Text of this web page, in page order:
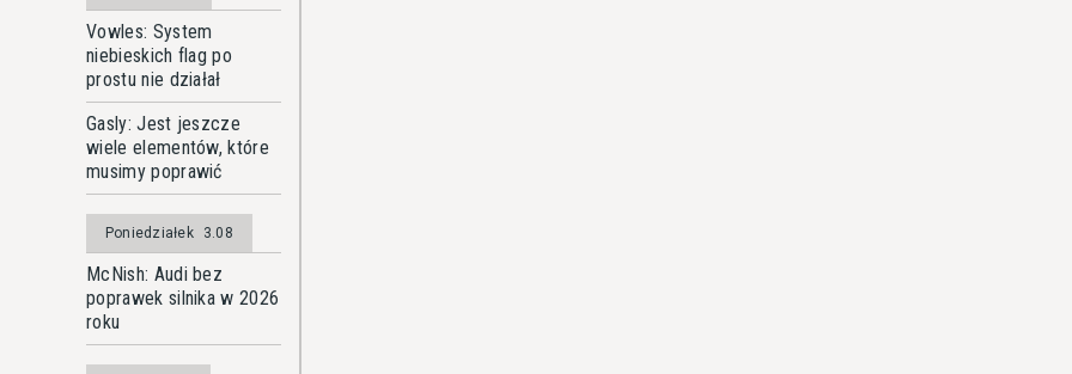
Vowles: System
niebieskich flag po
prostu nie działał
Gasly: Jest jeszcze
wiele elementów, które
musimy poprawić
Poniedziałek 3.08
McNish: Audi bez
poprawek silnika w 2026
roku